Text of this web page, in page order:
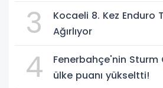
3
Kocaeli 8. Kez Enduro
Ağırlıyor
4
Fenerbahçe'nin Sturm
ülke puanı yükseltti!